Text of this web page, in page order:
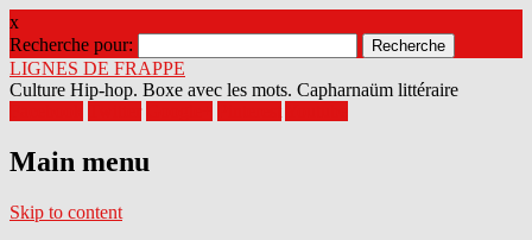
x
Recherche pour:
LIGNES DE FRAPPE
Culture Hip-hop. Boxe avec les mots. Capharnaüm littéraire
Main menu
Skip to content